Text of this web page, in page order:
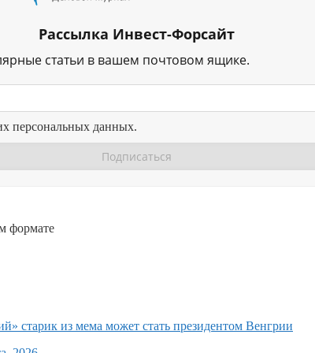
Рассылка Инвест-Форсайт
статьи в вашем почтовом ящике.
персональных данных.
формате
старик из мема может стать президентом Венгрии